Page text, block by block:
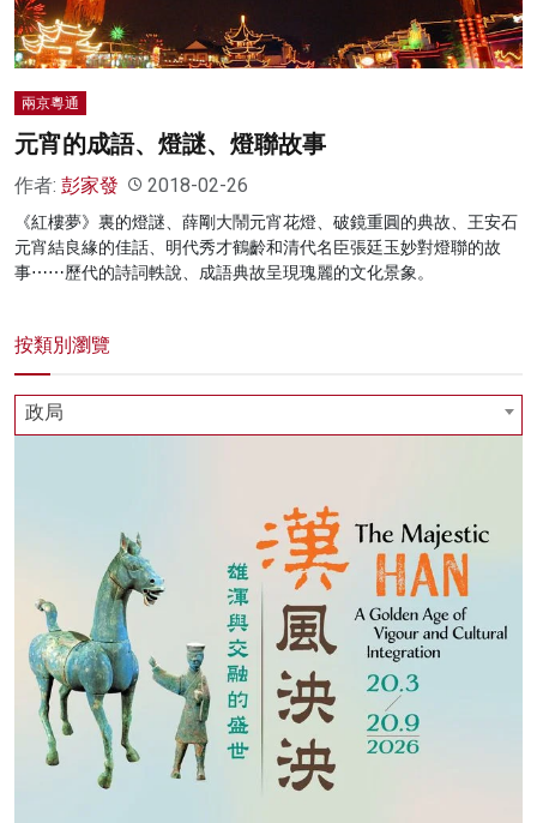
灼見活動
關於我們
兩京粵通
元宵的成語、燈謎、燈聯故事
作者: 彭家發 2018-02-26
《紅樓夢》裏的燈謎、薛剛大鬧元宵花燈、破鏡重圓的典故、王安石
元宵結良緣的佳話、明代秀才鶴齡和清代名臣張廷玉妙對燈聯的故
事⋯⋯歷代的詩詞軼說、成語典故呈現瑰麗的文化景象。
按類別瀏覽
政局